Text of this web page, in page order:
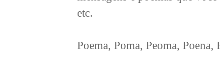
etc.
Poema, Poma, Peoma,